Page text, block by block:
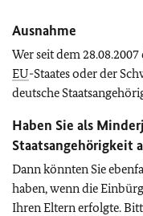
Ausnahme
Wer seit dem
EU-Staates oder der
deutsche
Haben Sie als
Staatsangehörigkeit
Dann könnten Sie
haben, wenn die
Ihren Eltern erfolgte.